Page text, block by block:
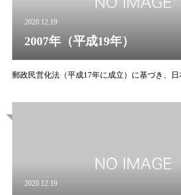
2020.12.19
2007年（平成19年）
郵政民営化法（平成17年に成立）に基づき、
2020.12.19